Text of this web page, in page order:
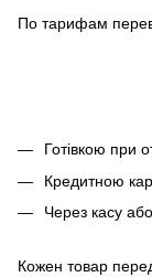
По тарифам
Готівкою при
Кредитною
Через касу
Кожен товар